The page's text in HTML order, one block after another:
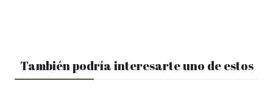
También podría interesarte uno de estos